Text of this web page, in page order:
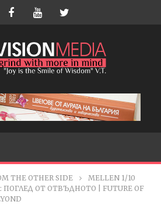
THE OTHER SIDE
MELLEN 1/10
ОТ ОТВЪДНОТО | FUTURE OF